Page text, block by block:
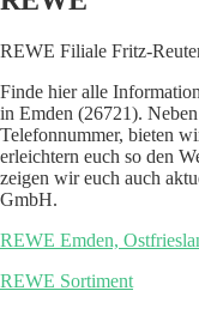
REWE Filiale Fritz-
Finde hier alle
in Emden (26721).
Telefonnummer, bieten
erleichtern euch so den
zeigen wir euch auch
GmbH.
REWE Emden,
REWE Sortiment